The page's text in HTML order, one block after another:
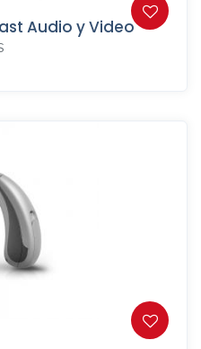
Audio y Video